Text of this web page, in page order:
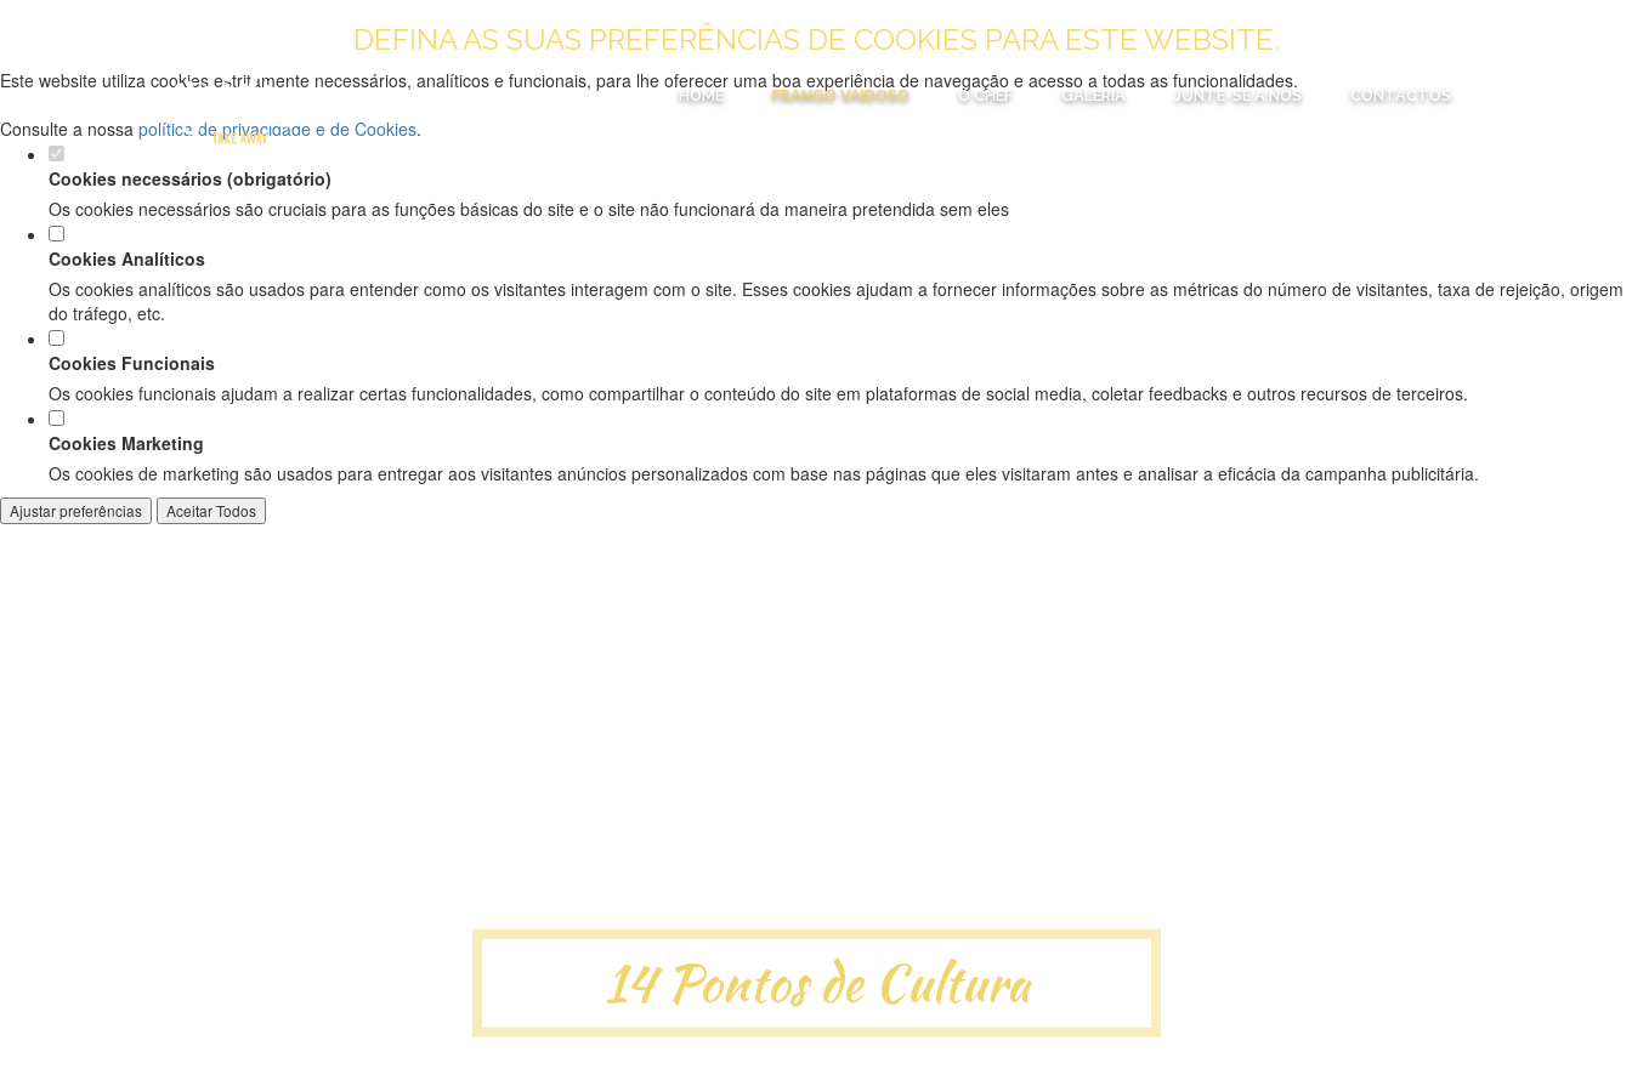
DEFINA AS SUAS PREFERÊNCIAS DE COOKIES PARA ESTE WEBSITE.
Este website utiliza cookies estritamente necessários, analíticos e funcionais, para lhe oferecer uma boa experiência de navegação e acesso a todas as funcionalidades.
Consulte a nossa política de privacidade e de Cookies.
Cookies necessários (obrigatório)
Os cookies necessários são cruciais para as funções básicas do site e o site não funcionará da maneira pretendida sem eles
Cookies Analíticos
Os cookies analíticos são usados para entender como os visitantes interagem com o site. Esses cookies ajudam a fornecer informações sobre as métricas do número de visitantes, taxa de rejeição, origem
do tráfego, etc.
Cookies Funcionais
Os cookies funcionais ajudam a realizar certas funcionalidades, como compartilhar o conteúdo do site em plataformas de social media, coletar feedbacks e outros recursos de terceiros.
Cookies Marketing
Os cookies de marketing são usados para entregar aos visitantes anúncios personalizados com base nas páginas que eles visitaram antes e analisar a eficácia da campanha publicitária.
Ajustar preferências Aceitar Todos
HOME FRANGO VAIDOSO O CHEF GALERIA JUNTE-SE A NÓS CONTACTOS
14 Pontos de Cultura